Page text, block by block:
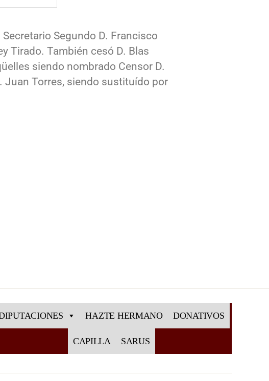
Segundo D. Francisco
Tirado. También cesó D. Blas
siendo nombrado Censor D.
Juan Torres, siendo sustituído por
HAZTE HERMANO DONATIVOS
CAPILLA SARUS